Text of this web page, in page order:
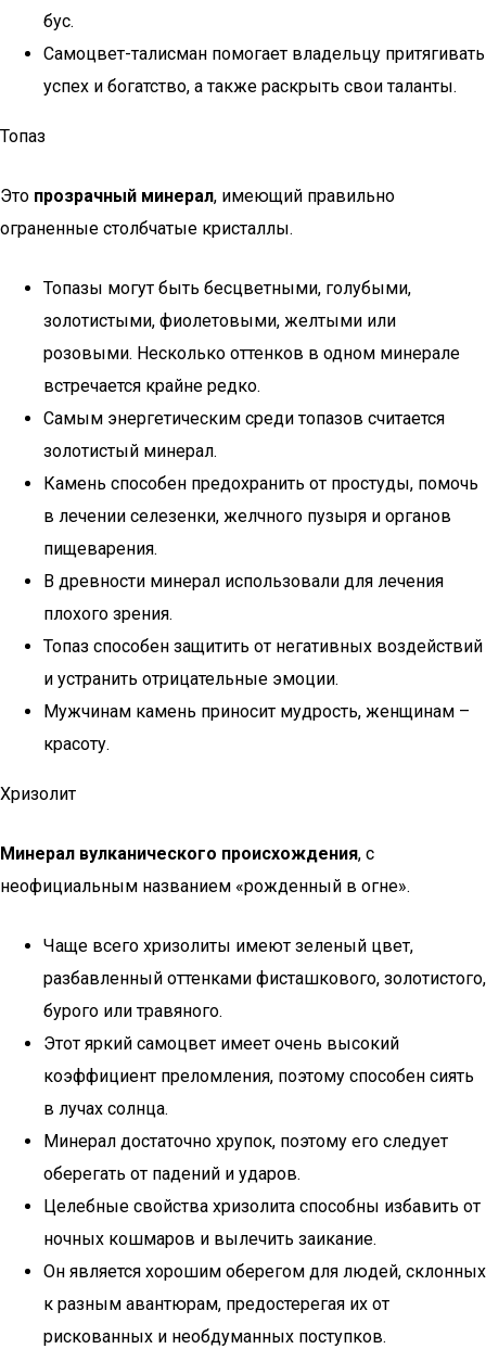
бус.
Самоцвет-талисман помогает владельцу притягивать
успех и богатство, а также раскрыть свои таланты.
Топаз
Это прозрачный минерал, имеющий правильно
ограненные столбчатые кристаллы.
Топазы могут быть бесцветными, голубыми,
золотистыми, фиолетовыми, желтыми или
розовыми. Несколько оттенков в одном минерале
встречается крайне редко.
Самым энергетическим среди топазов считается
золотистый минерал.
Камень способен предохранить от простуды, помочь
в лечении селезенки, желчного пузыря и органов
пищеварения.
В древности минерал использовали для лечения
плохого зрения.
Топаз способен защитить от негативных воздействий
и устранить отрицательные эмоции.
Мужчинам камень приносит мудрость, женщинам –
красоту.
Хризолит
Минерал вулканического происхождения, с
неофициальным названием «рожденный в огне».
Чаще всего хризолиты имеют зеленый цвет,
разбавленный оттенками фисташкового, золотистого,
бурого или травяного.
Этот яркий самоцвет имеет очень высокий
коэффициент преломления, поэтому способен сиять
в лучах солнца.
Минерал достаточно хрупок, поэтому его следует
оберегать от падений и ударов.
Целебные свойства хризолита способны избавить от
ночных кошмаров и вылечить заикание.
Он является хорошим оберегом для людей, склонных
к разным авантюрам, предостерегая их от
рискованных и необдуманных поступков.